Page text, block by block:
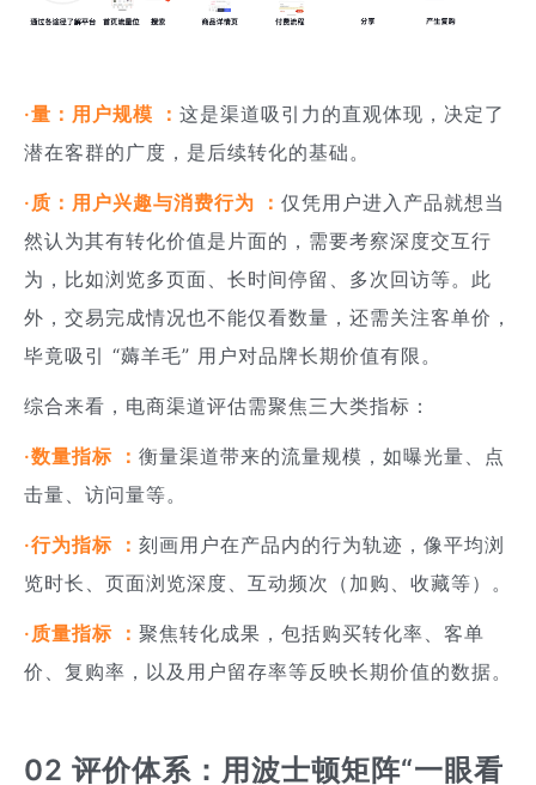
·量：用户规模 ： 这是渠道吸引力的直观体现，决定了
潜在客群的广度，是后续转化的基础。
·质：用户兴趣与消费行为 ： 仅凭用户进入产品就想当
然认为其有转化价值是片面的，需要考察深度交互行
为，比如浏览多页面、长时间停留、多次回访等。此
外，交易完成情况也不能仅看数量，还需关注客单价，
毕竟吸引 “薅羊毛” 用户对品牌长期价值有限。
综合来看，电商渠道评估需聚焦三大类指标：
·数量指标 ： 衡量渠道带来的流量规模，如曝光量、点
击量、访问量等。
·行为指标 ： 刻画用户在产品内的行为轨迹，像平均浏
览时长、页面浏览深度、互动频次（加购、收藏等）。
·质量指标 ： 聚焦转化成果，包括购买转化率、客单
价、复购率，以及用户留存率等反映长期价值的数据。
02 评价体系：用波士顿矩阵“一眼看